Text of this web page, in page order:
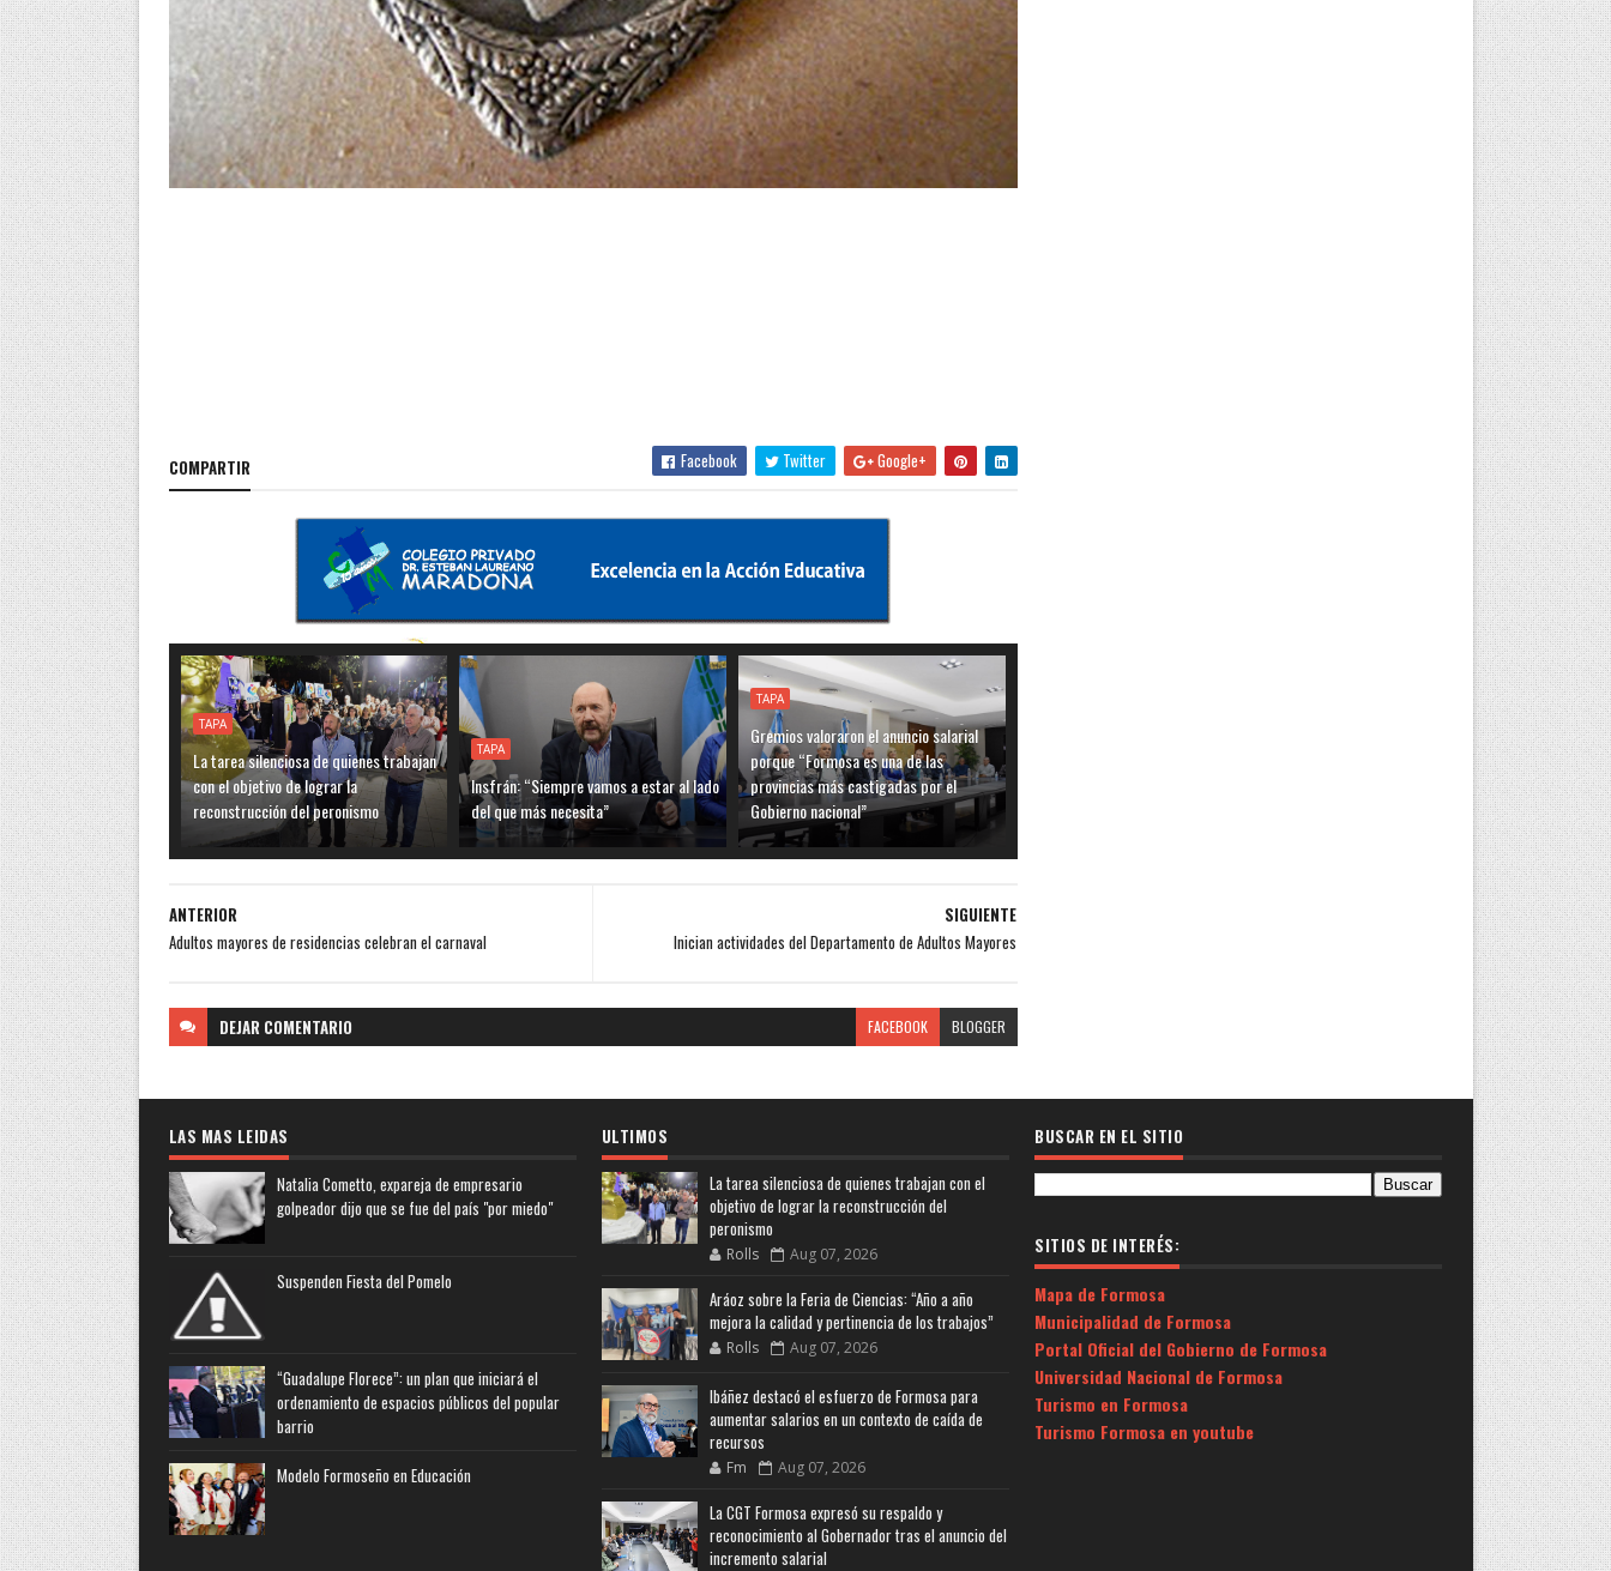
COMPARTIR Facebook Twitter Google+
TAPA
La tarea silenciosa de quienes trabajan
con el objetivo de lograr la
reconstrucción del peronismo
TAPA
Insfrán: “Siempre vamos a estar al lado
del que más necesita”
TAPA
Gremios valoraron el anuncio salarial
porque “Formosa es una de las
provincias más castigadas por el
Gobierno nacional”
SIGUIENTE
Inician actividades del Departamento de Adultos Mayores
ANTERIOR
Adultos mayores de residencias celebran el carnaval
DEJAR COMENTARIO FACEBOOK BLOGGER
LAS MAS LEIDAS
Natalia Cometto, expareja de empresario
golpeador dijo que se fue del país "por miedo"
Suspenden Fiesta del Pomelo
“Guadalupe Florece”: un plan que iniciará el
ordenamiento de espacios públicos del popular
barrio
Modelo Formoseño en Educación
ULTIMOS
La tarea silenciosa de quienes trabajan con el
objetivo de lograr la reconstrucción del
peronismo
Rolls Aug 07, 2026
Aráoz sobre la Feria de Ciencias: “Año a año
mejora la calidad y pertinencia de los trabajos”
Rolls Aug 07, 2026
Ibáñez destacó el esfuerzo de Formosa para
aumentar salarios en un contexto de caída de
recursos
Fm Aug 07, 2026
La CGT Formosa expresó su respaldo y
reconocimiento al Gobernador tras el anuncio del
incremento salarial
BUSCAR EN EL SITIO
SITIOS DE INTERÉS:
Mapa de Formosa
Municipalidad de Formosa
Portal Oficial del Gobierno de Formosa
Universidad Nacional de Formosa
Turismo en Formosa
Turismo Formosa en youtube